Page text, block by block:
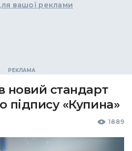
вашої реклами
новий стандарт
підпису «Купина»
1889